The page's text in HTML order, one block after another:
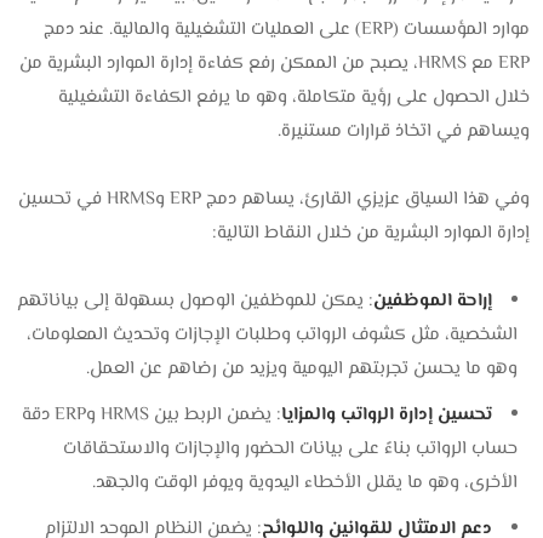
موارد المؤسسات (ERP) على العمليات التشغيلية والمالية. عند دمج
ERP مع HRMS، يصبح من الممكن رفع كفاءة إدارة الموارد البشرية من
خلال الحصول على رؤية متكاملة، وهو ما يرفع الكفاءة التشغيلية
ويساهم في اتخاذ قرارات مستنيرة.
وفي هذا السياق عزيزي القارئ، يساهم دمج ERP وHRMS في تحسين
إدارة الموارد البشرية من خلال النقاط التالية:
إراحة الموظفين: يمكن للموظفين الوصول بسهولة إلى بياناتهم
الشخصية، مثل كشوف الرواتب وطلبات الإجازات وتحديث المعلومات،
وهو ما يحسن تجربتهم اليومية ويزيد من رضاهم عن العمل.
تحسين إدارة الرواتب والمزايا
: يضمن الربط بين HRMS وERP دقة
حساب الرواتب بناءً على بيانات الحضور والإجازات والاستحقاقات
الأخرى، وهو ما يقلل الأخطاء اليدوية ويوفر الوقت والجهد.
دعم الامتثال للقوانين واللوائح: يضمن النظام الموحد الالتزام